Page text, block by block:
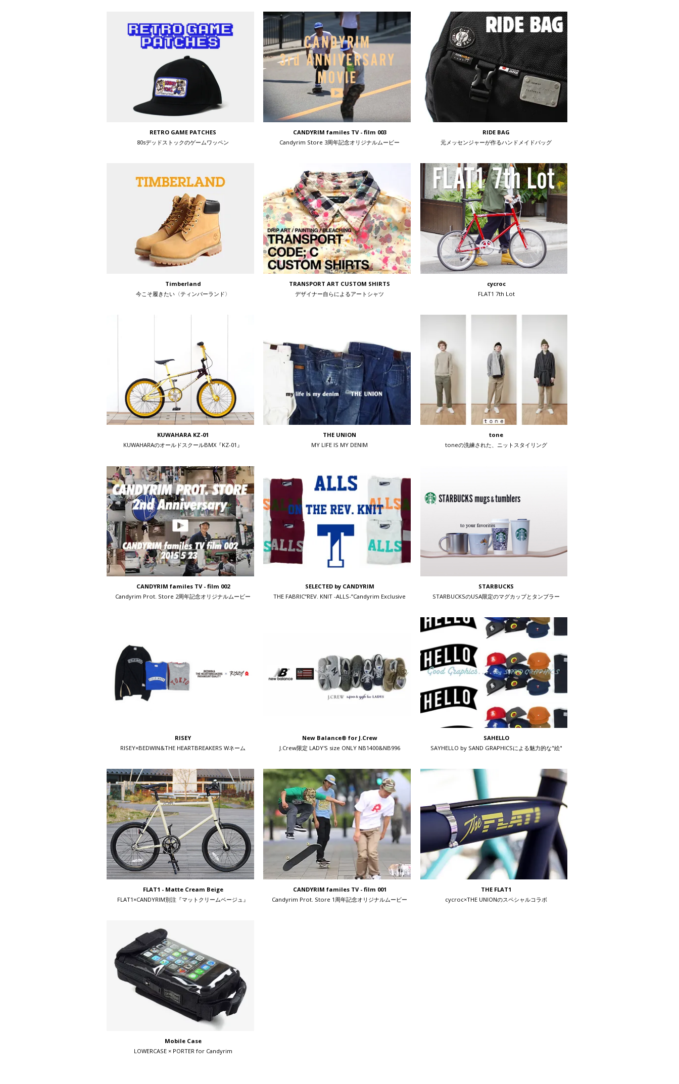
RETRO GAME PATCHES
80sデッドストックのゲームワッペン
CANDYRIM familes TV - film 003
Candyrim Store 3周年記念オリジナルムービー
RIDE BAG
元メッセンジャーが作るハンドメイドバッグ
Timberland
今こそ履きたい〈ティンバーランド〉
TRANSPORT ART CUSTOM SHIRTS
デザイナー自らによるアートシャツ
cycroc
FLAT1 7th Lot
KUWAHARA KZ-01
KUWAHARAのオールドスクールBMX『KZ-01』
THE UNION
MY LIFE IS MY DENIM
tone
toneの洗練された、ニットスタイリング
CANDYRIM familes TV - film 002
Candyrim Prot. Store 2周年記念オリジナルムービー
SELECTED by CANDYRIM
THE FABRIC“REV. KNIT -ALLS-”Candyrim Exclusive
STARBUCKS
STARBUCKSのUSA限定のマグカップとタンブラー
RISEY
RISEY×BEDWIN&THE HEARTBREAKERS Wネーム
New Balance® for J.Crew
J.Crew限定 LADY'S size ONLY NB1400&NB996
SAHELLO
SAYHELLO by SAND GRAPHICSによる魅力的な"絵"
FLAT1 - Matte Cream Beige
FLAT1×CANDYRIM別注『マットクリームベージュ』
CANDYRIM familes TV - film 001
Candyrim Prot. Store 1周年記念オリジナルムービー
THE FLAT1
cycroc×THE UNIONのスペシャルコラボ
Mobile Case
LOWERCASE × PORTER for Candyrim